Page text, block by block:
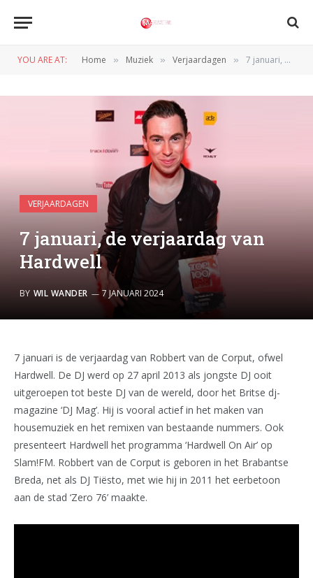
YOU ARE AT: Home » Muziek » Verjaardagen » 7 januari, de verjaardag van Hardwell
VERJAARDAGEN
7 januari, de verjaardag van
Hardwell
BY WIL WANDER 7 JANUARI 2024
7 januari is de verjaardag van Robbert van de Corput, ofwel
Hardwell. De DJ werd op 27 april 2013 als jongste DJ ooit
uitgeroepen tot beste DJ van de wereld, door het Britse dj-
magazine ‘DJ Mag’. Hij is vooral actief in het maken van
housemuziek en het remixen van bestaande nummers. Ook
presenteert Hardwell het programma ‘Hardwell On Air’ op
Slam!FM. Robbert van de Corput is geboren in het Brabantse
Breda, net als DJ Tiësto, met wie hij in 2011 het eerbetoon
aan de stad ‘Zero 76’ maakte.